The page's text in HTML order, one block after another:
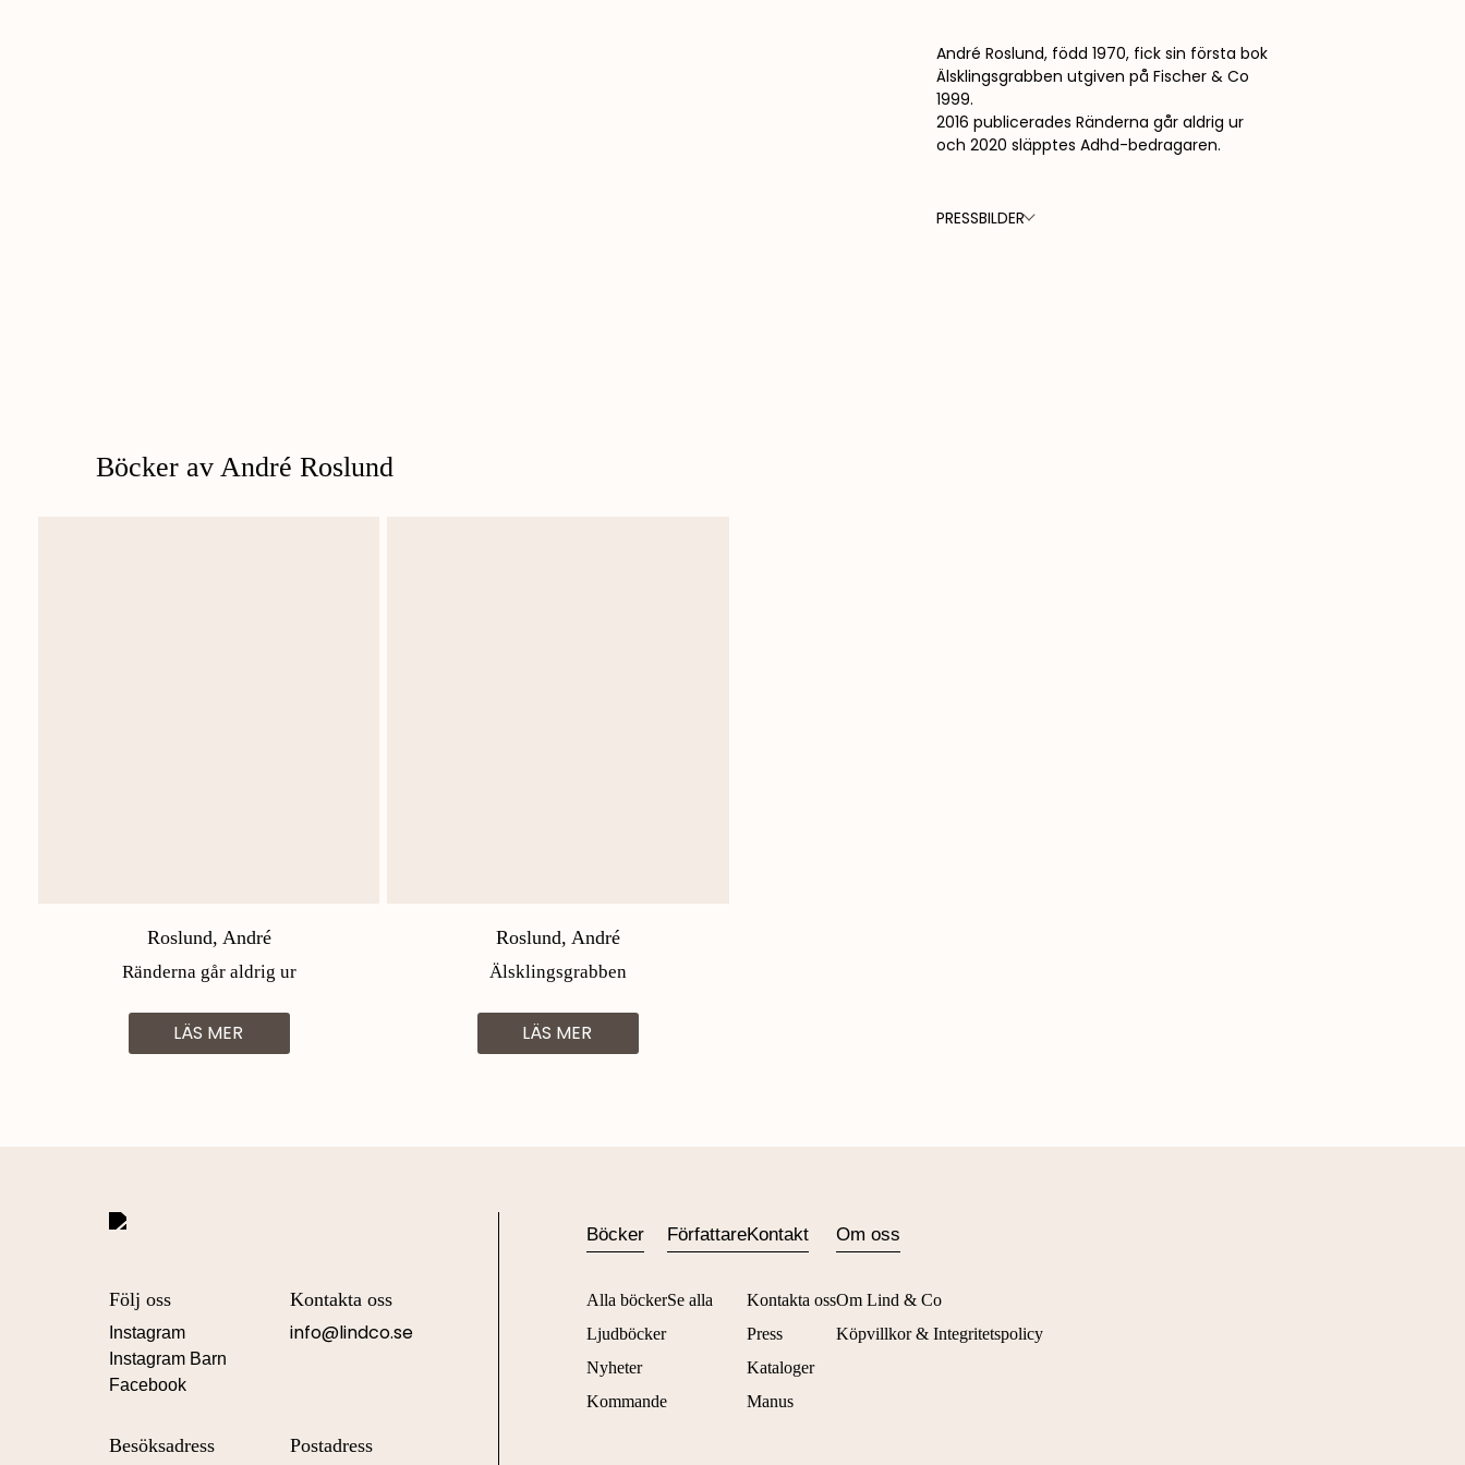
André Roslund, född 1970, fick sin första bok
Älsklingsgrabben utgiven på Fischer & Co
1999.
2016 publicerades Ränderna går aldrig ur
och 2020 släpptes Adhd-bedragaren.
PRESSBILDER
Böcker av André Roslund
Roslund, André
Ränderna går aldrig ur
LÄS MER
Roslund, André
Älsklingsgrabben
LÄS MER
Kontakta oss
info@lindco.se
Postadress
Följ oss
Instagram
Instagram Barn
Facebook
Besöksadress
Böcker
Alla böcker
Ljudböcker
Nyheter
Kommande
Författare
Se alla
Kontakt
Kontakta oss
Press
Kataloger
Manus
Om oss
Om Lind & Co
Köpvillkor & Integritetspolicy